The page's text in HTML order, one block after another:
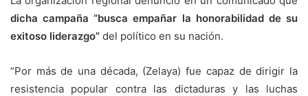
dicha campaña “busca empañar la honorabilidad de su
exitoso liderazgo” del político en su nación.
“Por más de una década, (Zelaya) fue capaz de dirigir la
resistencia popular contra las dictaduras y las luchas